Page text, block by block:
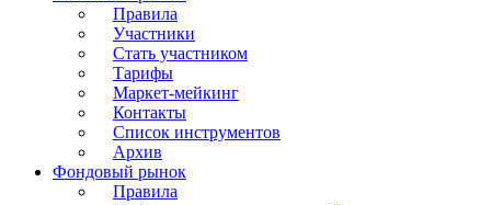
Правила
Участники
Стать участником
Тарифы
Маркет-мейкинг
Контакты
Список инструментов
Архив
Фондовый рынок
Правила